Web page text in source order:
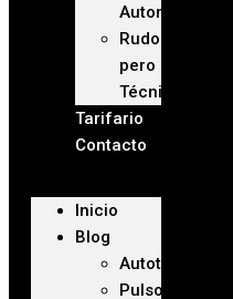
Automotriz
Rudo
pero
Técnico
Tarifario
Contacto
Inicio
Blog
Autoteca
Pulso